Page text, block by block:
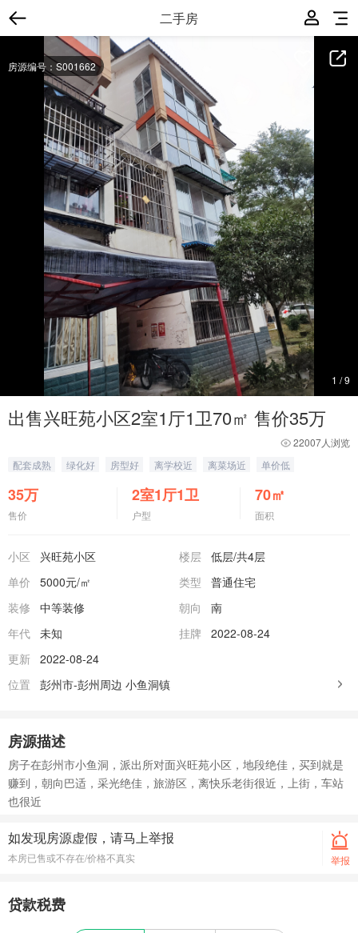
二手房
房源编号：S001662
1 /9
出售兴旺苑小区2室1厅1卫70㎡ 售价35万
22007人浏览
配套成熟
绿化好 房型好 离学校近 离菜场近 单价低
35万
售价
2室1厅1卫
户型
70㎡
面积
小区 兴旺苑小区 楼层 低层/共4层
单价
5000元/㎡ 类型
普通住宅
装修
中等装修 朝向
南
年代 未知 挂牌
2022-08-24
更新 2022-08-24
位置
彭州市-彭州周边 小鱼洞镇
房源描述
房子在彭州市小鱼洞，派出所对面兴旺苑小区，地段绝佳，买到就是
赚到，朝向巴适，采光绝佳，旅游区，离快乐老街很近，上街，车站
也很近
举报
如发现房源虚假，请马上举报
本房已售或不存在/价格不真实
贷款税费